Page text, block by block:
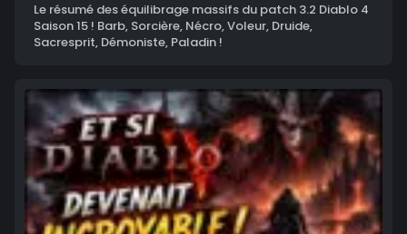
Le résumé des équilibrage massifs du patch 3.2 Diablo 4
Saison 15 ! Barb, Sorcière, Nécro, Voleur, Druide,
Sacresprit, Démoniste, Paladin !